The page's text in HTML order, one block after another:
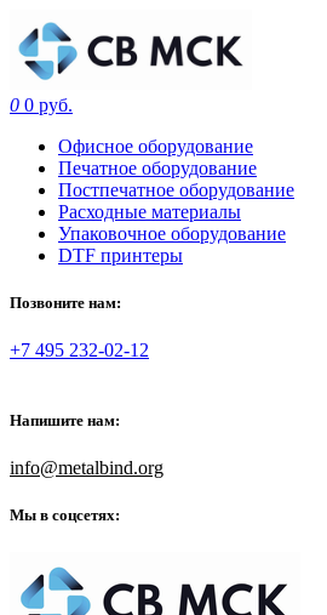
0 0 руб.
Офисное оборудование
Печатное оборудование
Постпечатное оборудование
Расходные материалы
Упаковочное оборудование
DTF принтеры
Позвоните нам:
+7 495 232-02-12
Напишите нам:
info@metalbind.org
Мы в соцсетях: